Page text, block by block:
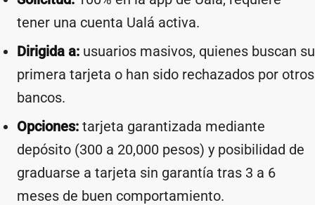
tener una cuenta Ualá activa.
Dirigida a: usuarios masivos, quienes buscan su
primera tarjeta o han sido rechazados por otros
bancos.
Opciones: tarjeta garantizada mediante
depósito (300 a 20,000 pesos) y posibilidad de
graduarse a tarjeta sin garantía tras 3 a 6
meses de buen comportamiento.